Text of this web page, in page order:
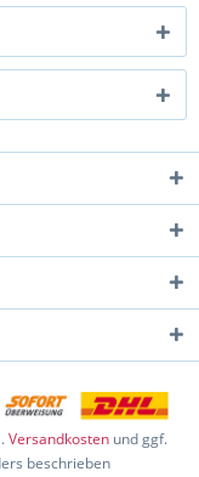
Versandkosten und ggf.
beschrieben